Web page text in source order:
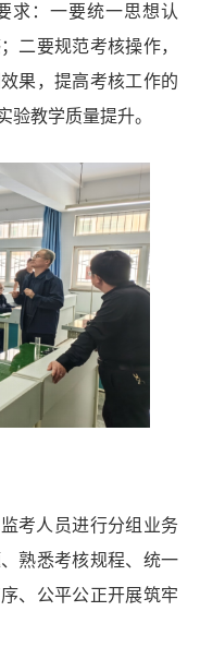
求：一要统一思想认
二要规范考核操作，
果，提高考核工作的
验教学质量提升。
考人员进行分组业务
熟悉考核规程、统一
、公平公正开展筑牢